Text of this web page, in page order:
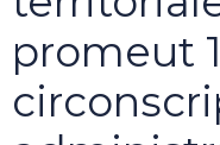
promeut